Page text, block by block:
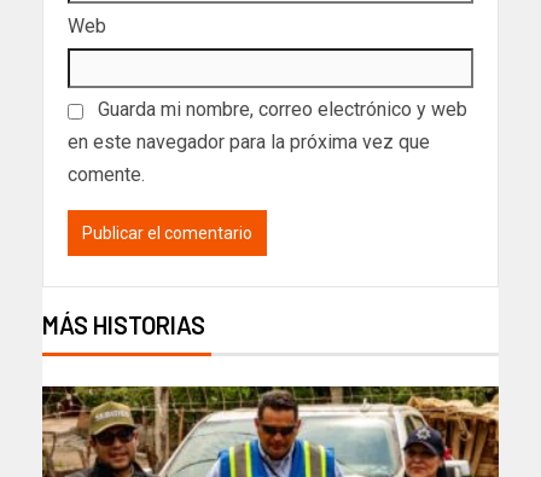
Web
Guarda mi nombre, correo electrónico y web
en este navegador para la próxima vez que
comente.
MÁS HISTORIAS